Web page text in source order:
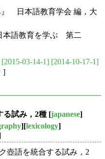
日本語教育学会 編，大
語教育を学ぶ 第二
[2015-03-14-1] [2014-10-17-1]
]
る試み，2種 [japanese]
][lexicology]
壺語を統合する試み，2